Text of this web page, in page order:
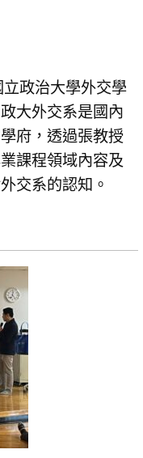
政治大學外交學
大外交系是國內
府，透過張教授
課程領域內容及
交系的認知。